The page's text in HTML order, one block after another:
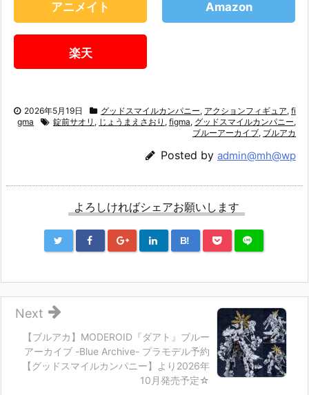
アニメイト Amazon
楽天
2026年5月19日 グッドスマイルカンパニー, アクションフィギュア, fi
gma
錠前サオリ , じょうまえさおり , figma, グッドスマイルカンパニー,
ブルーアーカイブ, ブルアカ
Posted by admin@mh@wp
よろしければシェアお願いします
B!
【ブルアカ】MODEROID『ダアト』ブルー
アーカイブ -Blue Archive- プラモデル予約
【グッドスマイルカンパニー】より2026年
10月発売予定☆
Next